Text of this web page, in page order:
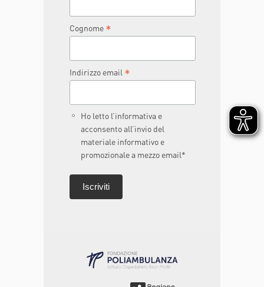
Cognome *
Indirizzo email *
Ho letto l’informativa e
acconsento all’invio del
materiale informativo e
promozionale a mezzo email*